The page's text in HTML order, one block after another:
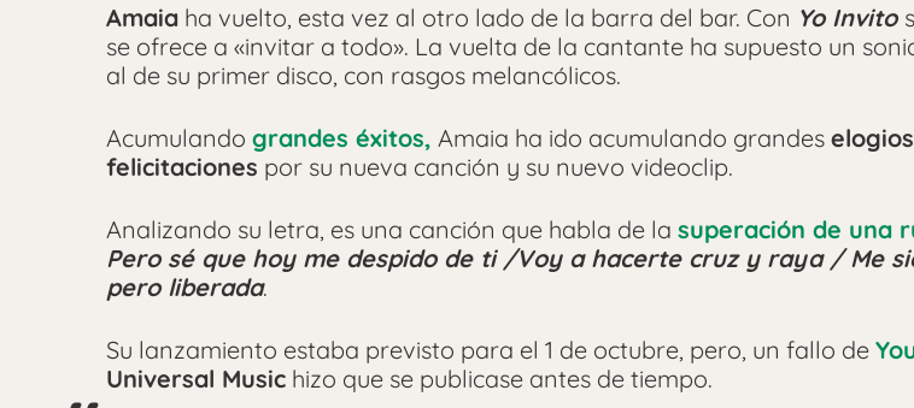
Amaia ha vuelto, esta vez al otro lado de la barra del bar. Con Yo Invito
se ofrece a «invitar a todo». La vuelta de la cantante ha supuesto un
al de su primer disco, con rasgos melancólicos.
Acumulando grandes éxitos, Amaia ha ido acumulando grandes
felicitaciones por su nueva canción y su nuevo videoclip.
Analizando su letra, es una canción que habla de la superación de una
Pero sé que hoy me despido de ti /Voy a hacerte cruz y raya / Me
pero liberada.
Su lanzamiento estaba previsto para el 1 de octubre, pero, un fallo de
Universal Music hizo que se publicase antes de tiempo.